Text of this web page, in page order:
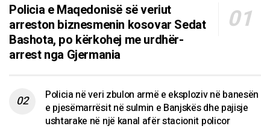
Policia e Maqedonisë së veriut
arreston biznesmenin kosovar Sedat
Bashota, po kërkohej me urdhër-
arrest nga Gjermania
Policia në veri zbulon armë e eksploziv në banesën
e pjesëmarrësit në sulmin e Banjskës dhe pajisje
ushtarake në një kanal afër stacionit policor